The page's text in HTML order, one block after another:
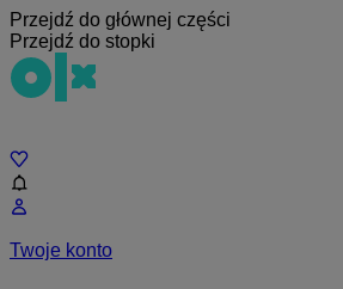
Przejdź do głównej części
Przejdź do stopki
Twoje konto